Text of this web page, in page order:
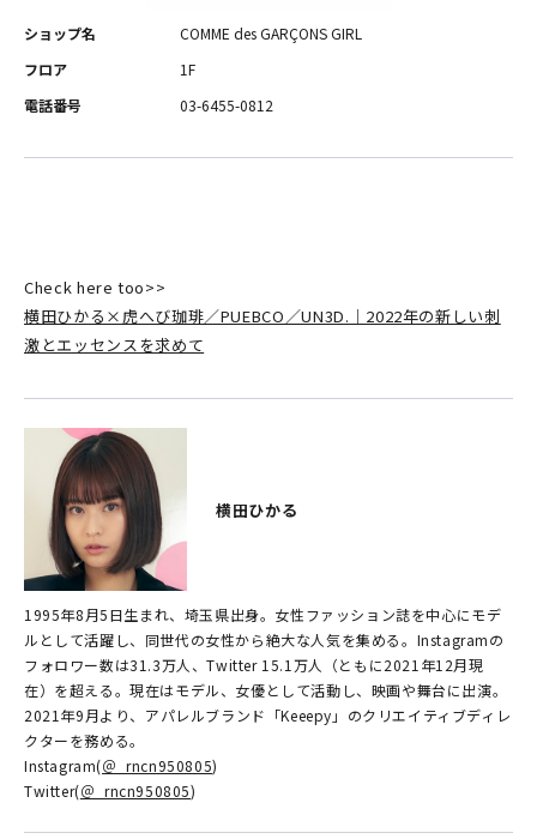
ショップ名
COMME des GARÇONS GIRL
フロア
1F
電話番号
03-6455-0812
Check here too>>
横田ひかる×虎へび珈琲／PUEBCO／UN3D.｜2022年の新しい刺
激とエッセンスを求めて
横田ひかる
1995年8月5日生まれ、埼玉県出身。女性ファッション誌を中心にモデ
ルとして活躍し、同世代の女性から絶大な人気を集める。Instagramの
フォロワー数は31.3万人、Twitter 15.1万人（ともに2021年12月現
在）を超える。現在はモデル、女優として活動し、映画や舞台に出演。
2021年9月より、アパレルブランド「Keeepy」のクリエイティブディレ
クターを務める。
Instagram(＠_rncn950805)
Twitter(＠_rncn950805)